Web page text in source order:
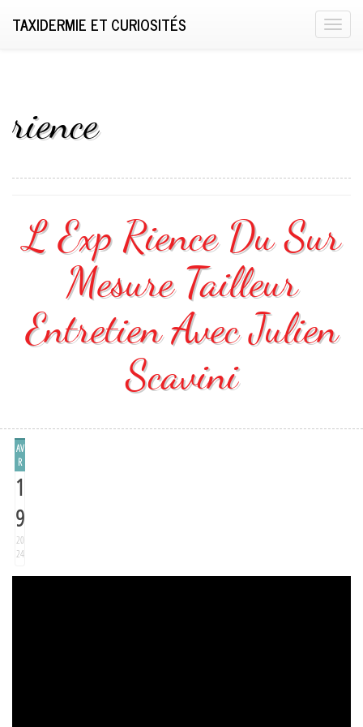
T
g
a
n
TAXIDERMIE ET CURIOSITÉS
rience
L Exp Rience Du Sur
Mesure Tailleur
Entretien Avec Julien
Scavini
AV
R
1
9
20
24